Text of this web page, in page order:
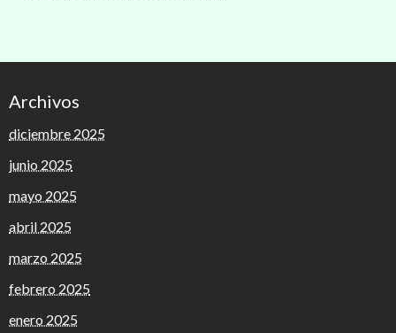
Archivos
diciembre 2025
junio 2025
mayo 2025
abril 2025
marzo 2025
febrero 2025
enero 2025